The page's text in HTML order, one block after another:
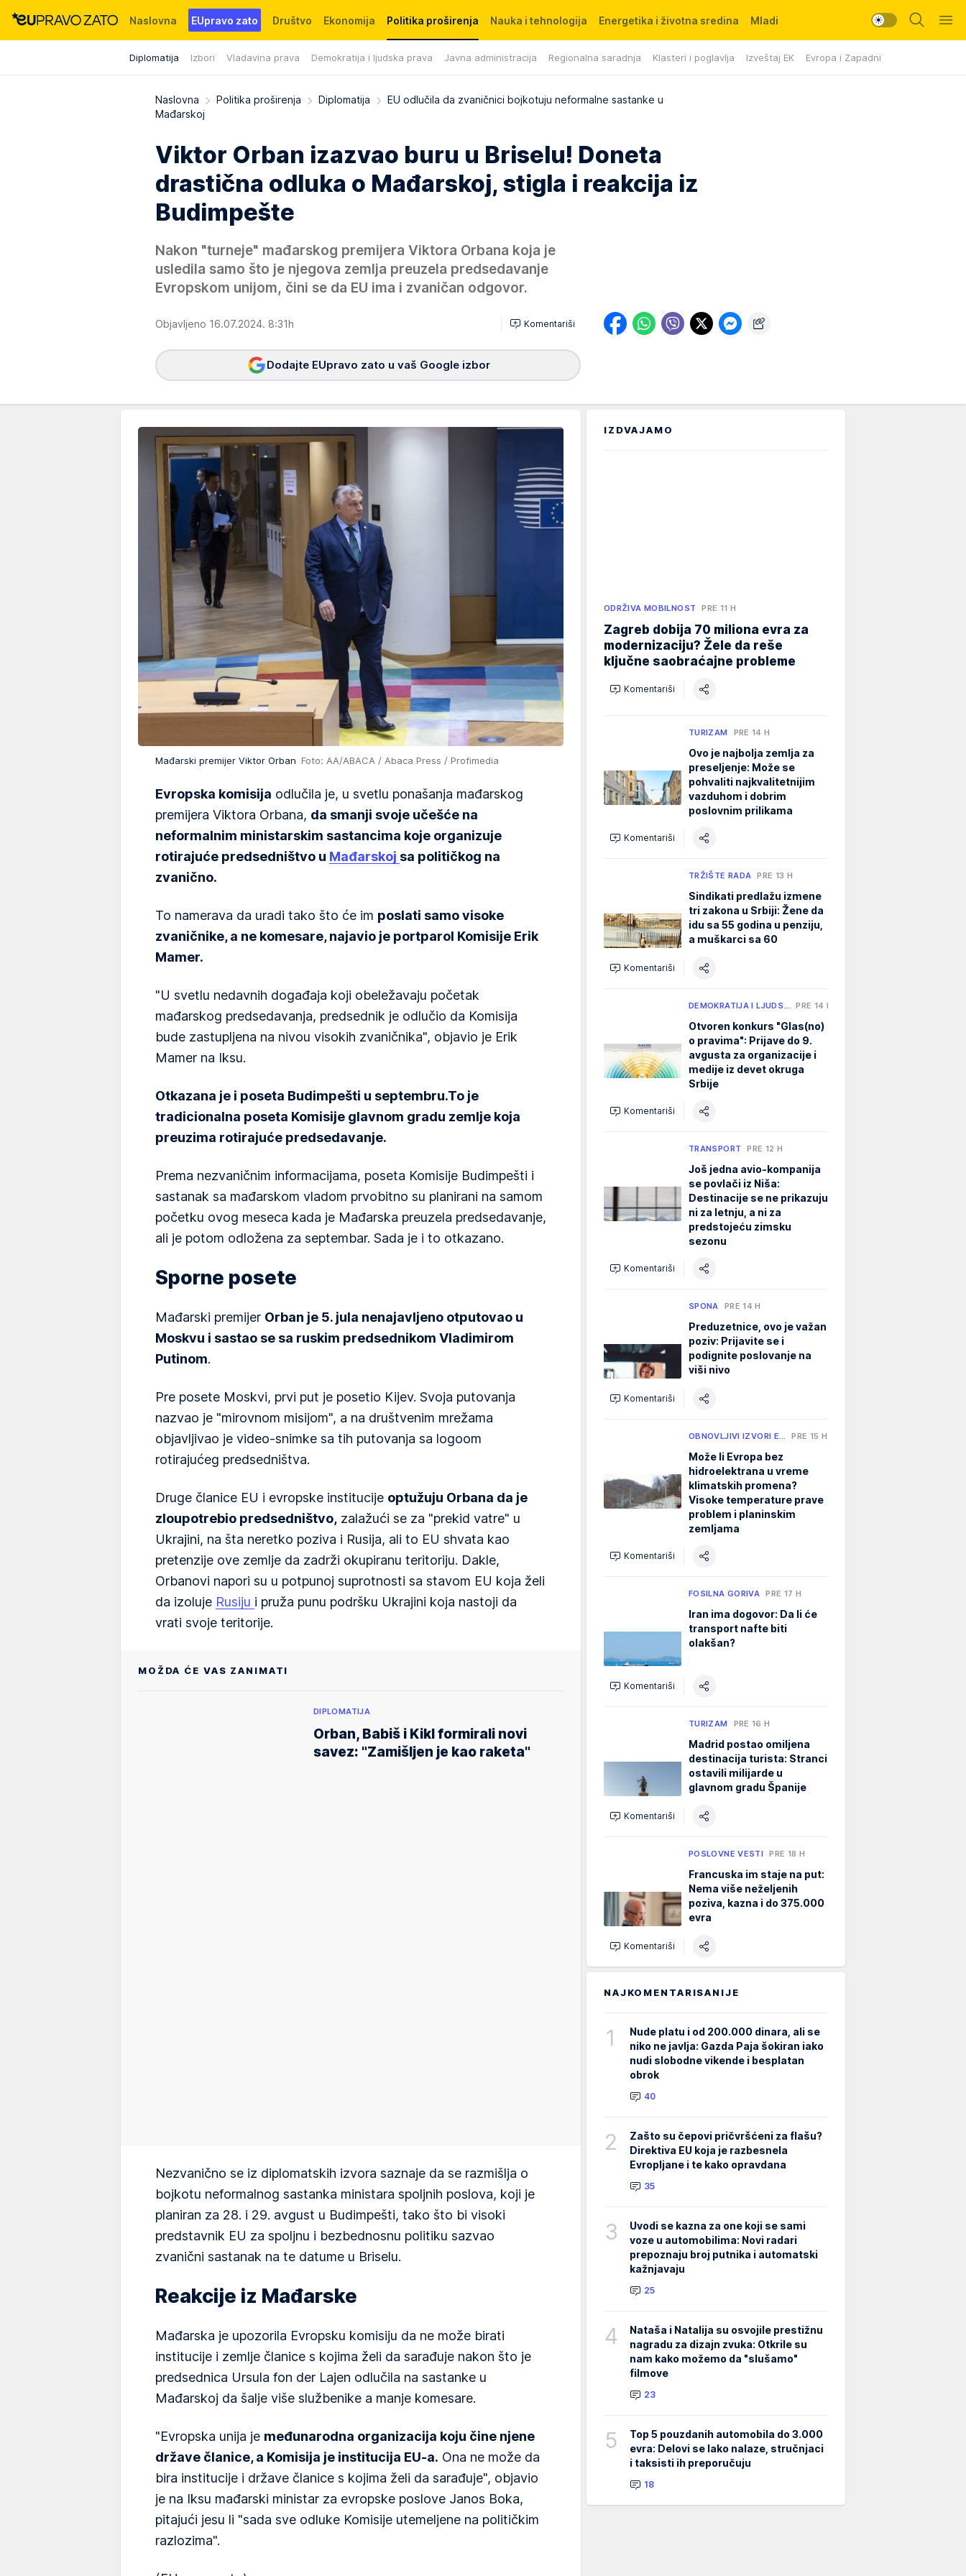
Naslovna EUpravo zato Društvo Ekonomija Politika proširenja
Diplomatija Izbori Vladavina prava Demokratija i ljudska prava Javna administracija Regionalna saradnja Klasteri i poglavlja Izveštaj EK Evropa i Zapadni Balkan
Nauka i tehnologija Energetika i životna sredina Mladi
Događaji News WMG fondacija
Naslovna Politika proširenja Diplomatija
EU odlučila da zvaničnici bojkotuju neformalne sastanke u
Mađarskoj
Viktor Orban izazvao buru u Briselu! Doneta
drastična odluka o Mađarskoj, stigla i reakcija iz
Budimpešte
Nakon "turneje" mađarskog premijera Viktora Orbana koja je
usledila samo što je njegova zemlja preuzela predsedavanje
Evropskom unijom, čini se da EU ima i zvaničan odgovor.
Objavljeno 16.07.2024. 8:31h Komentariši
Dodajte EUpravo zato u vaš Google izbor
Mađarski premijer Viktor Orban Foto: AA/ABACA / Abaca Press / Profimedia
Evropska komisija odlučila je, u svetlu ponašanja mađarskog
premijera Viktora Orbana, da smanji svoje učešće na
neformalnim ministarskim sastancima koje organizuje
rotirajuće predsedništvo u Mađarskoj sa političkog na
zvanično.
To namerava da uradi tako što će im poslati samo visoke
zvaničnike, a ne komesare, najavio je portparol Komisije Erik
Mamer.
"U svetlu nedavnih događaja koji obeležavaju početak
mađarskog predsedavanja, predsednik je odlučio da Komisija
bude zastupljena na nivou visokih zvaničnika", objavio je Erik
Mamer na Iksu.
Otkazana je i poseta Budimpešti u septembru.To je
tradicionalna poseta Komisije glavnom gradu zemlje koja
preuzima rotirajuće predsedavanje.
Prema nezvaničnim informacijama, poseta Komisije Budimpešti i
sastanak sa mađarskom vladom prvobitno su planirani na samom
početku ovog meseca kada je Mađarska preuzela predsedavanje,
ali je potom odložena za septembar. Sada je i to otkazano.
Sporne posete
Mađarski premijer Orban je 5. jula nenajavljeno otputovao u
Moskvu i sastao se sa ruskim predsednikom Vladimirom
Putinom.
Pre posete Moskvi, prvi put je posetio Kijev. Svoja putovanja
nazvao je "mirovnom misijom", a na društvenim mrežama
objavljivao je video-snimke sa tih putovanja sa logoom
rotirajućeg predsedništva.
Druge članice EU i evropske institucije optužuju Orbana da je
zloupotrebio predsedništvo, zalažući se za "prekid vatre" u
Ukrajini, na šta neretko poziva i Rusija, ali to EU shvata kao
pretenzije ove zemlje da zadrži okupiranu teritoriju. Dakle,
Orbanovi napori su u potpunoj suprotnosti sa stavom EU koja želi
da izoluje Rusiju i pruža punu podršku Ukrajini koja nastoji da
vrati svoje teritorije.
MOŽDA ĆE VAS ZANIMATI
DIPLOMATIJA
Orban, Babiš i Kikl formirali novi
savez: "Zamišljen je kao raketa"
Nezvanično se iz diplomatskih izvora saznaje da se razmišlja o
bojkotu neformalnog sastanka ministara spoljnih poslova, koji je
planiran za 28. i 29. avgust u Budimpešti, tako što bi visoki
predstavnik EU za spoljnu i bezbednosnu politiku sazvao
zvanični sastanak na te datume u Briselu.
Reakcije iz Mađarske
Mađarska je upozorila Evropsku komisiju da ne može birati
institucije i zemlje članice s kojima želi da sarađuje nakon što je
predsednica Ursula fon der Lajen odlučila na sastanke u
Mađarskoj da šalje više službenike a manje komesare.
"Evropska unija je međunarodna organizacija koju čine njene
države članice, a Komisija je institucija EU-a. Ona ne može da
bira institucije i države članice s kojima želi da sarađuje", objavio
je na Iksu mađarski ministar za evropske poslove Janos Boka,
pitajući jesu li "sada sve odluke Komisije utemeljene na političkim
razlozima".
IZDVAJAMO
ODRŽIVA MOBILNOST PRE 11 H
Zagreb dobija 70 miliona evra za
modernizaciju? Žele da reše
ključne saobraćajne probleme
Komentariši
TURIZAM PRE 14 H
Ovo je najbolja zemlja za
preseljenje: Može se
pohvaliti najkvalitetnijim
vazduhom i dobrim
poslovnim prilikama
Komentariši
TRŽIŠTE RADA PRE 13 H
Sindikati predlažu izmene
tri zakona u Srbiji: Žene da
idu sa 55 godina u penziju,
a muškarci sa 60
Komentariši
DEMOKRATIJA I LJUDS… PRE 14 H
Otvoren konkurs "Glas(no)
o pravima": Prijave do 9.
avgusta za organizacije i
medije iz devet okruga
Srbije
Komentariši
TRANSPORT PRE 12 H
Još jedna avio-kompanija
se povlači iz Niša:
Destinacije se ne prikazuju
ni za letnju, a ni za
predstojeću zimsku
sezonu
Komentariši
SPONA PRE 14 H
Preduzetnice, ovo je važan
poziv: Prijavite se i
podignite poslovanje na
viši nivo
Komentariši
OBNOVLJIVI IZVORI E… PRE 15 H
Može li Evropa bez
hidroelektrana u vreme
klimatskih promena?
Visoke temperature prave
problem i planinskim
zemljama
Komentariši
FOSILNA GORIVA PRE 17 H
Iran ima dogovor: Da li će
transport nafte biti
olakšan?
Komentariši
TURIZAM PRE 16 H
Madrid postao omiljena
destinacija turista: Stranci
ostavili milijarde u
glavnom gradu Španije
Komentariši
POSLOVNE VESTI PRE 18 H
Francuska im staje na put:
Nema više neželjenih
poziva, kazna i do 375.000
evra
Komentariši
NAJKOMENTARISANIJE
1
Nude platu i od 200.000 dinara, ali se
niko ne javlja: Gazda Paja šokiran iako
nudi slobodne vikende i besplatan
obrok
40
2
Zašto su čepovi pričvršćeni za flašu?
Direktiva EU koja je razbesnela
Evropljane i te kako opravdana
35
3
Uvodi se kazna za one koji se sami
voze u automobilima: Novi radari
prepoznaju broj putnika i automatski
kažnjavaju
25
4
Nataša i Natalija su osvojile prestižnu
nagradu za dizajn zvuka: Otkrile su
nam kako možemo da "slušamo"
filmove
23
5
Top 5 pouzdanih automobila do 3.000
evra: Delovi se lako nalaze, stručnjaci
i taksisti ih preporučuju
18